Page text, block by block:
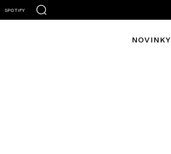
SPOTIFY
NOVINKY